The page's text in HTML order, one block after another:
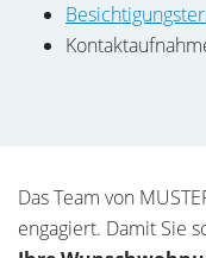
Das Team von
engagiert. Damit Sie